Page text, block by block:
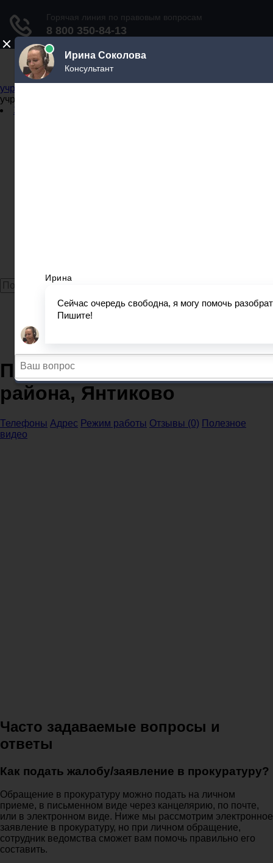
Не официальный справочник государственных
учреждений
учреждений
Задать вопрос юристу
Главная
Прокуратура
Чувашская Республика
Прокуратура Янтиковского района, Янтиково
Прокуратура Янтиковского
района, Янтиково
Телефоны Адрес Режим работы Отзывы (0) Полезное
видео
Часто задаваемые вопросы и
ответы
Как подать жалобу/заявление в прокуратуру?
Обращение в прокуратуру можно подать на личном
приеме, в письменном виде через канцелярию, по почте,
или в электронном виде. Ниже мы рассмотрим электронное
заявление в прокуратуру, но при личном обращение,
сотрудник ведомства сможет вам помочь правильно его
составить.